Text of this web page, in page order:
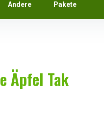
Andere Pakete
Äpfel Tak